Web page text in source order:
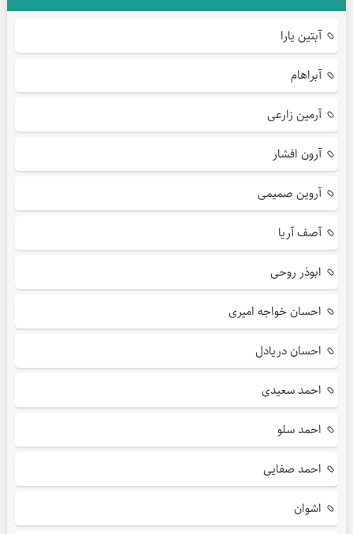
آبتین یارا
آبراهام
آرمین زارعی
آرون افشار
آروین صمیمی
آصف آریا
ابوذر روحی
احسان خواجه امیری
احسان دریادل
احمد سعیدی
احمد سلو
احمد صفایی
اشوان